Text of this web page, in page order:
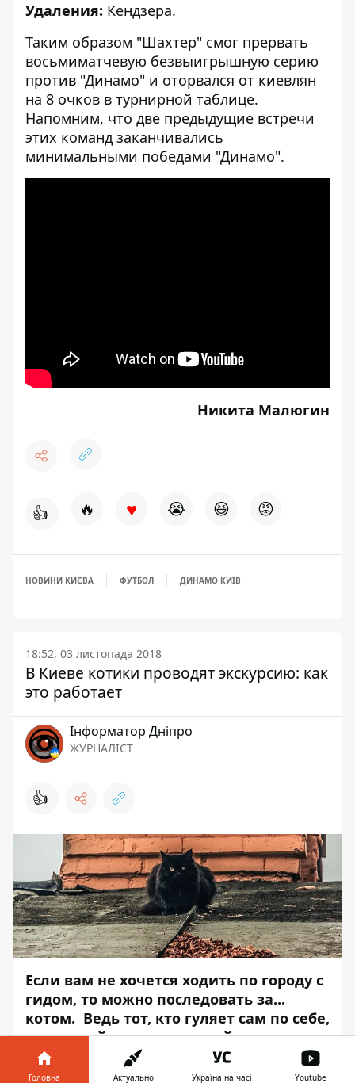
Удаления: Кендзера.
Таким образом "Шахтер" смог прервать
восьмиматчевую безвыигрышную серию
против "Динамо" и оторвался от киевлян
на 8 очков в турнирной таблице.
Напомним, что две предыдущие встречи
этих команд заканчивались
минимальными победами "Динамо".
Никита Малюгин
👍 🔥 ♥ 😭 😆 😡
НОВИНИ КИЄВА ФУТБОЛ ДИНАМО КИЇВ
18:52, 03 листопада 2018
В Киеве котики проводят экскурсию: как
это работает
Інформатор Дніпро
ЖУРНАЛІСТ
👍
Если вам не хочется ходить по городу с
гидом, то можно последовать за...
котом. Ведь тот, кто гуляет сам по себе,
всегда найдет правильный путь.
Недавно в Киеве появился «умный»
Головна Актуально Україна на часі Youtube